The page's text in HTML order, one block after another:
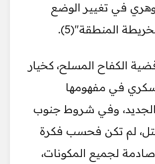
في تغيير الوضع
المنطقة"(5).
الكفاح المسلح، كخيار
في مفهومها
وفي شروط جنوب
لم تكن فحسب فكرة
لجميع المكونات،